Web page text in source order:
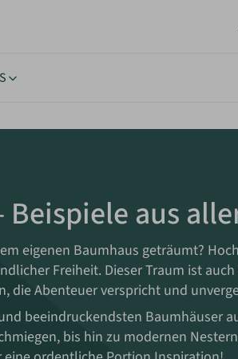
Beispiele aus
eigenen Baumhaus geträumt?
Freiheit. Dieser Traum ist
die Abenteuer verspricht und
beeindruckendsten Baumhäuser
bis hin zu modernen